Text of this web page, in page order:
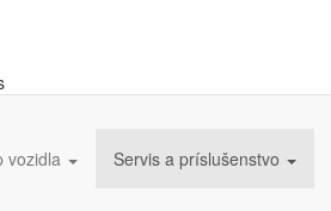
vozidla Servis a príslušenstvo